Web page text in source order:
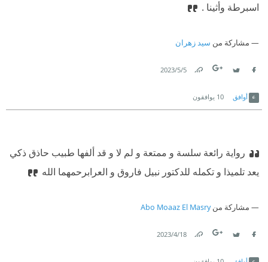
اسبرطة وأثينا .
مشاركة من سيد زهران
5‏/5‏/2023
أوافق 10 يوافقون
رواية رائعة سلسة و ممتعة و لم لا و قد ألفها طبيب حاذق ذكي
يعد تلميذا و تكمله للدكتور نبيل فاروق و العرابرحمهما الله
مشاركة منAbo Moaaz El Masry
18‏/4‏/2023